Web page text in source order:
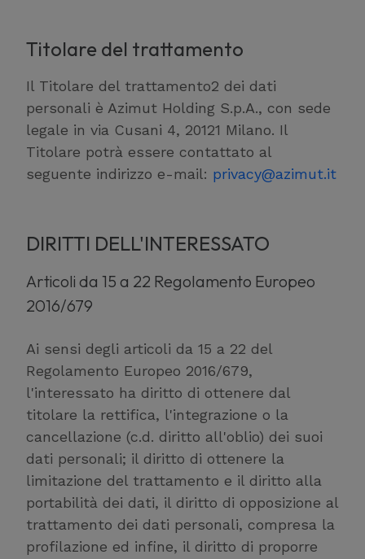
Titolare del trattamento
Il Titolare del trattamento2 dei dati
personali è Azimut Holding S.p.A., con sede
legale in via Cusani 4, 20121 Milano. Il
Titolare potrà essere contattato al
seguente indirizzo e-mail: privacy@azimut.it
DIRITTI DELL'INTERESSATO
Articoli da 15 a 22 Regolamento Europeo
2016/679
Ai sensi degli articoli da 15 a 22 del
Regolamento Europeo 2016/679,
l'interessato ha diritto di ottenere dal
titolare la rettifica, l'integrazione o la
cancellazione (c.d. diritto all'oblio) dei suoi
dati personali; il diritto di ottenere la
limitazione del trattamento e il diritto alla
portabilità dei dati, il diritto di opposizione al
trattamento dei dati personali, compresa la
profilazione ed infine, il diritto di proporre